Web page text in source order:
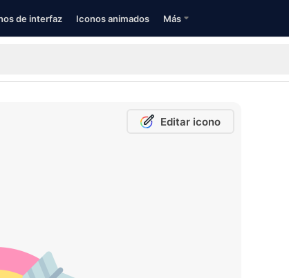
de interfaz Iconos animados Más
Editar icono